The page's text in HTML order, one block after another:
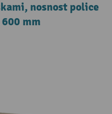
nosnost police
mm